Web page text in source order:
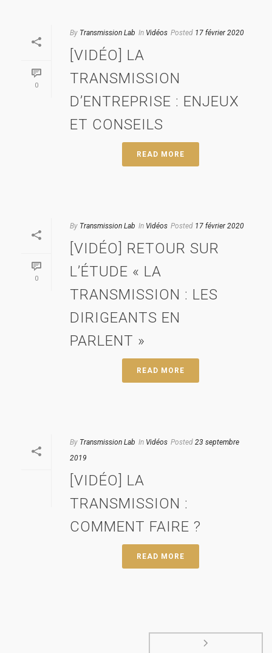
0
By Transmission Lab In Vidéos Posted 17 février 2020
[VIDÉO] LA
TRANSMISSION
D’ENTREPRISE : ENJEUX
ET CONSEILS
READ MORE
0
By Transmission Lab In Vidéos Posted 17 février 2020
[VIDÉO] RETOUR SUR
L’ÉTUDE « LA
TRANSMISSION : LES
DIRIGEANTS EN
PARLENT »
READ MORE
By Transmission Lab In Vidéos Posted 23 septembre
2019
[VIDÉO] LA
TRANSMISSION :
COMMENT FAIRE ?
READ MORE